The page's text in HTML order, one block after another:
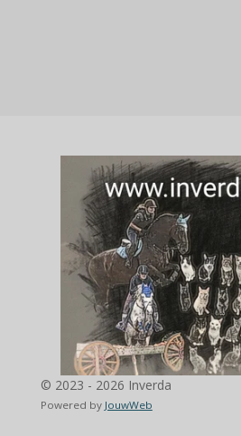
© 2023 - 2026 Inverda
Powered by JouwWeb